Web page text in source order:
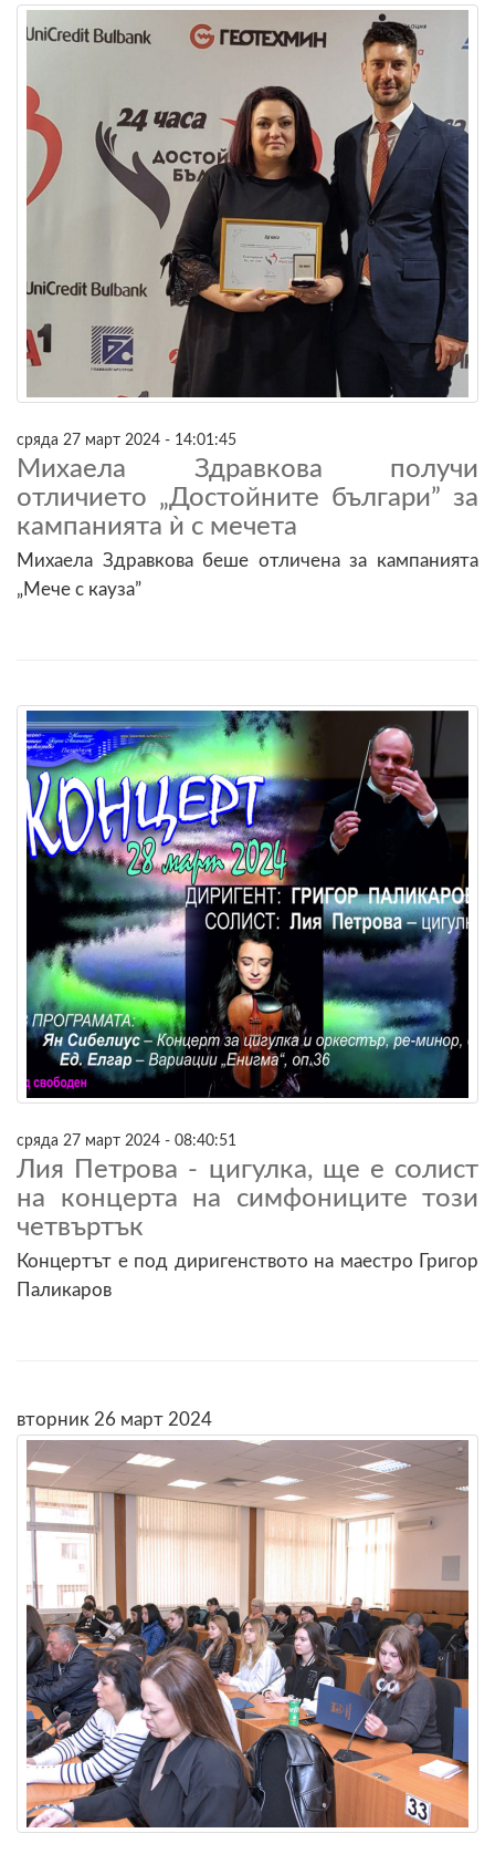
сряда 27 март 2024 - 14:01:45
Михаела Здравкова получи
отличието „Достойните българи” за
кампанията ѝ с мечета
Михаела Здравкова беше отличена за кампанията
„Мече с кауза”
сряда 27 март 2024 - 08:40:51
Лия Петрова - цигулка, ще е солист
на концерта на симфониците този
четвъртък
Концертът е под диригенството на маестро Григор
Паликаров
вторник 26 март 2024